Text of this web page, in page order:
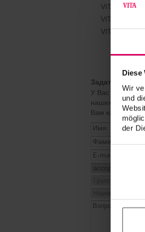
Wir
und
der
VITACOLL®
VITA
VITA LUMEX®
Задать вопрос?
У Вас есть
наших
Вам как можно